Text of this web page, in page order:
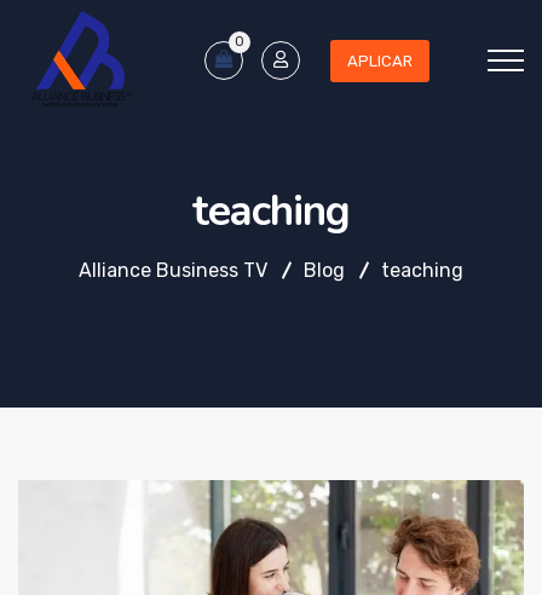
0
APLICAR
teaching
Alliance Business TV Blog teaching